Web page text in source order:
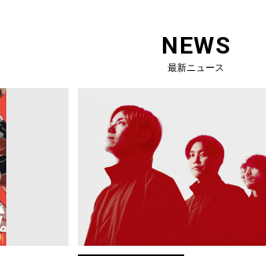
NEWS
最新ニュース